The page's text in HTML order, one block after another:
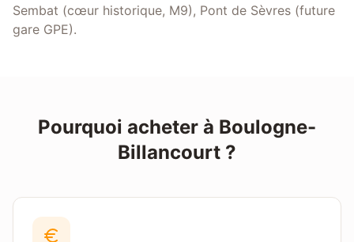
Sembat (cœur historique, M9), Pont de Sèvres (future
gare GPE).
Pourquoi acheter à Boulogne-
Billancourt ?